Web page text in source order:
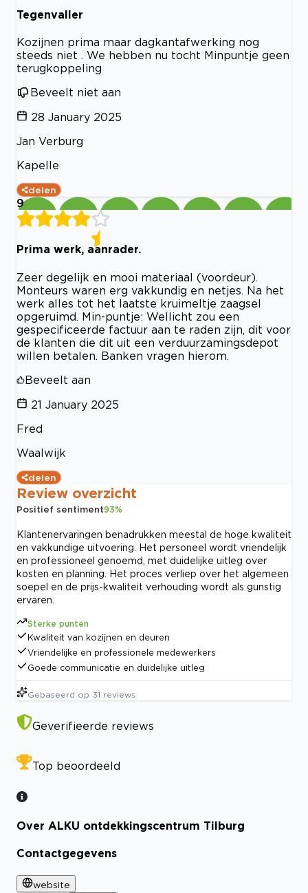
Tegenvaller
Kozijnen prima maar dagkantafwerking nog
steeds niet . We hebben nu tocht Minpuntje geen
terugkoppeling
Beveelt niet aan
28 January 2025
Jan Verburg
Kapelle
delen
9
Prima werk, aanrader.
Zeer degelijk en mooi materiaal (voordeur).
Monteurs waren erg vakkundig en netjes. Na het
werk alles tot het laatste kruimeltje zaagsel
opgeruimd. Min-puntje: Wellicht zou een
gespecificeerde factuur aan te raden zijn, dit voor
de klanten die dit uit een verduurzamingsdepot
willen betalen. Banken vragen hierom.
Beveelt aan
21 January 2025
Fred
Waalwijk
delen
Review overzicht
Positief sentiment93%
Klantenervaringen benadrukken meestal de hoge kwaliteit
en vakkundige uitvoering. Het personeel wordt vriendelijk
en professioneel genoemd, met duidelijke uitleg over
kosten en planning. Het proces verliep over het algemeen
soepel en de prijs-kwaliteit verhouding wordt als gunstig
ervaren.
Sterke punten
Kwaliteit van kozijnen en deuren
Vriendelijke en professionele medewerkers
Goede communicatie en duidelijke uitleg
Gebaseerd op 31 reviews
Geverifieerde reviews
Top beoordeeld
Over ALKU ontdekkingscentrum Tilburg
Contactgegevens
website